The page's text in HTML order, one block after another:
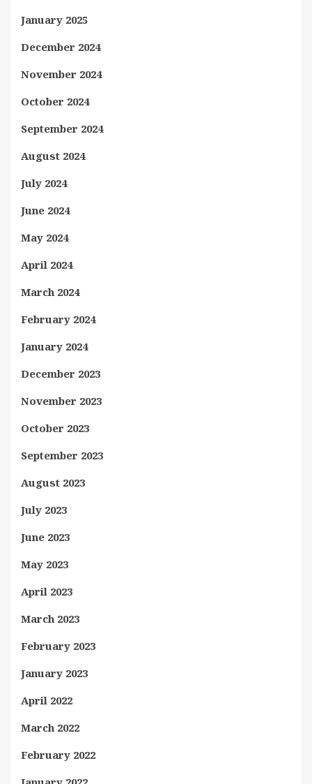
January 2025
December 2024
November 2024
October 2024
September 2024
August 2024
July 2024
June 2024
May 2024
April 2024
March 2024
February 2024
January 2024
December 2023
November 2023
October 2023
September 2023
August 2023
July 2023
June 2023
May 2023
April 2023
March 2023
February 2023
January 2023
April 2022
March 2022
February 2022